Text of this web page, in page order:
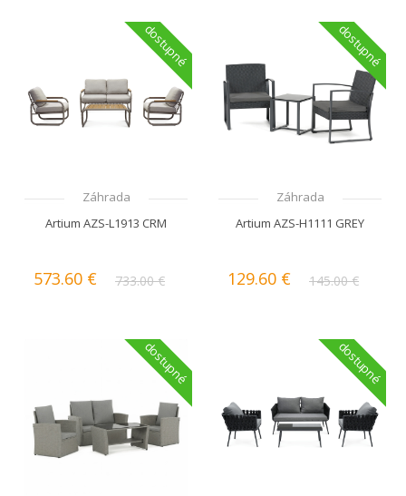
Záhrada
Artium AZS-L1913 CRM
573.60 € 733.00 €
dostupné
Záhrada
Artium AZS-H1111 GREY
129.60 € 145.00 €
dostupné
dostupné dostupné